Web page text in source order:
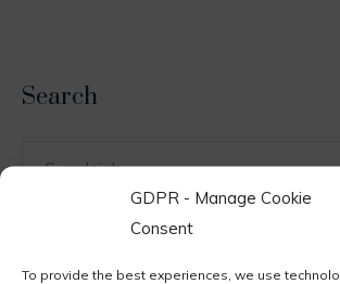
GDPR - Manage Cookie
Consent
To provide the best experiences, we use
Search